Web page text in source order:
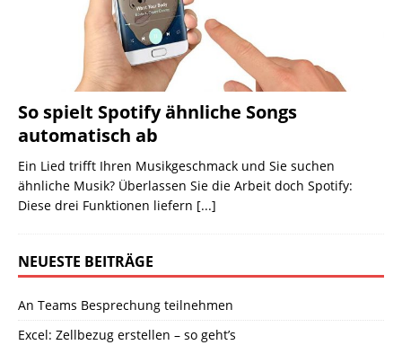
So spielt Spotify ähnliche Songs
automatisch ab
Ein Lied trifft Ihren Musikgeschmack und Sie suchen
ähnliche Musik? Überlassen Sie die Arbeit doch Spotify:
Diese drei Funktionen liefern [...]
NEUESTE BEITRÄGE
An Teams Besprechung teilnehmen
Excel: Zellbezug erstellen – so geht’s